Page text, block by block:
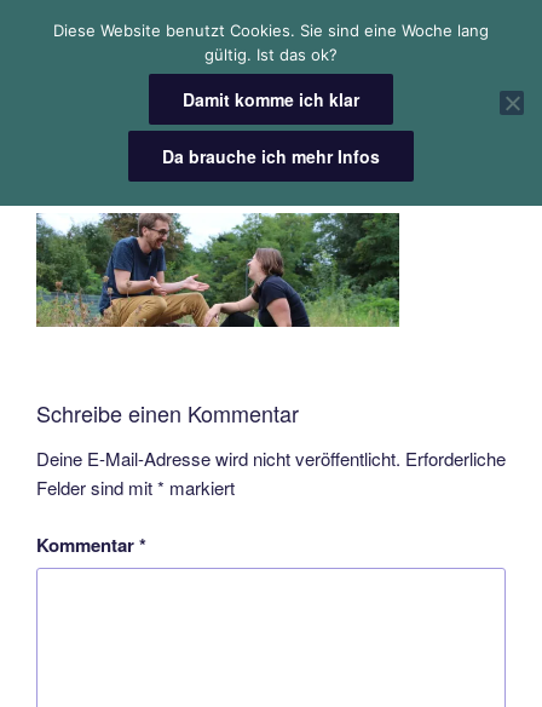
DR. JULIA NADINE
SCHÖNBORN
Arbeite ausschließlich für Weltverbessernde
Menü
IMG_7445
Schreibe einen Kommentar
Deine E-Mail-Adresse wird nicht veröffentlicht. Erforderliche
Felder sind mit* markiert
Kommentar*
Diese Website benutzt Cookies. Sie sind eine Woche lang
gültig. Ist das ok?
Damit komme ich klar
Da brauche ich mehr Infos